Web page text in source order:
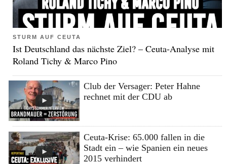
STURM AUF CEUTA
Ist Deutschland das nächste Ziel? – Ceuta-Analyse mit
Roland Tichy & Marco Pino
Club der Versager: Peter Hahne
rechnet mit der CDU ab
Ceuta-Krise: 65.000 fallen in die
Stadt ein – wie Spanien ein neues
2015 verhindert